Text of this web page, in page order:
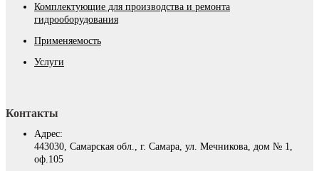
Комплектующие для производства и ремонта
гидрооборудования
Применяемость
Услуги
Контакты
Адрес:
443030, Самарская обл., г. Самара, ул. Мечникова, дом № 1,
оф.105